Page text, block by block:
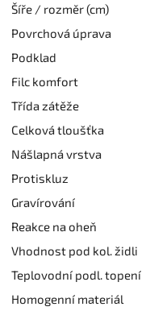
Šíře / rozměr (cm)
Povrchová úprava
Podklad
Filc komfort
Třída zátěže
Celková tloušťka
Nášlapná vrstva
Protiskluz
Gravírování
Reakce na oheň
Vhodnost pod kol. židli
Teplovodní podl. topení
Homogenní materiál